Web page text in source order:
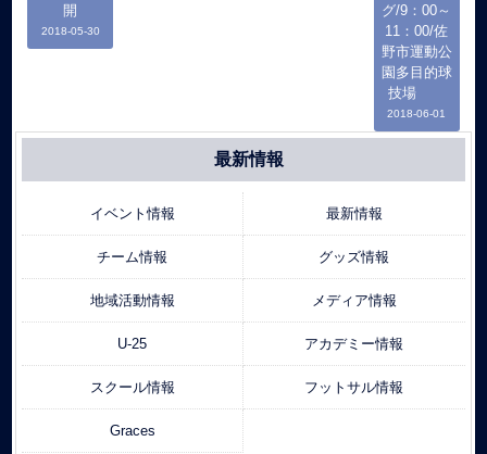
開
2018-05-30
グ/9：00～
11：00/佐
野市運動公
園多目的球
技場
2018-06-01
最新情報
イベント情報 最新情報
チーム情報 グッズ情報
地域活動情報 メディア情報
U-25 アカデミー情報
スクール情報 フットサル情報
Graces